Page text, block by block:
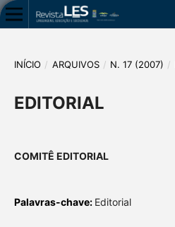
INÍCIO / ARQUIVOS / N. 17 (2007) /
EDITORIAL
COMITÊ EDITORIAL
Palavras-chave: Editorial